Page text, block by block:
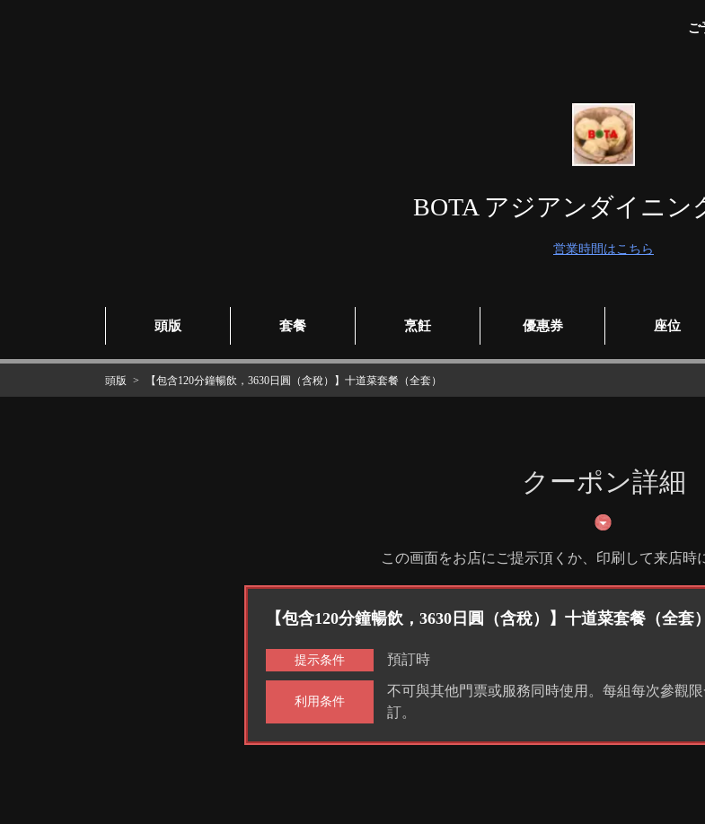
ご
BOTA アジアンダイニン
営業時間はこちら
頭版 套餐 烹飪 優惠券 座位
頭版 【包含120分鐘暢飲，3630日圓（含稅）】十道菜套餐（全套）
クーポン詳細
この画面をお店にご提示頂くか、印刷して来店時
【包含120分鐘暢飲，3630日圓（含稅）】十道菜套餐（全套）
提示条件 預訂時
利用条件
不可與其他門票或服務同時使用。每組每次參觀
訂。